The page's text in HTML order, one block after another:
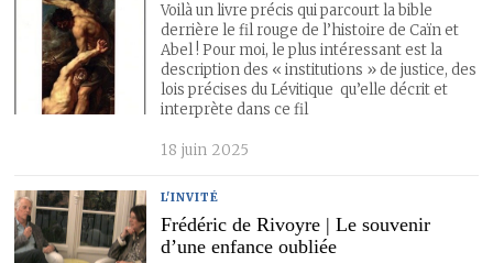
Voilà un livre précis qui parcourt la bible
derrière le fil rouge de l’histoire de Caïn et
Abel ! Pour moi, le plus intéressant est la
description des « institutions » de justice, des
lois précises du Lévitique qu’elle décrit et
interprète dans ce fil
18 juin 2025
L'INVITÉ
Frédéric de Rivoyre | Le souvenir
d’une enfance oubliée